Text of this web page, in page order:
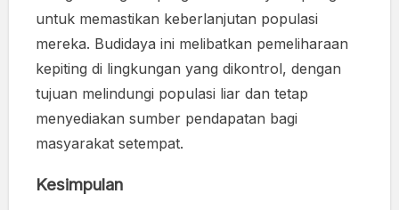
untuk memastikan keberlanjutan populasi
mereka. Budidaya ini melibatkan pemeliharaan
kepiting di lingkungan yang dikontrol, dengan
tujuan melindungi populasi liar dan tetap
menyediakan sumber pendapatan bagi
masyarakat setempat.
Kesimpulan